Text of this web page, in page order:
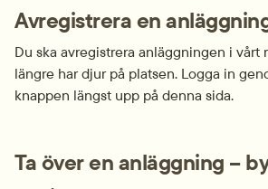
Avregistrera en
Du ska avregistrera anläggningen i vårt
längre har djur på platsen. Logga in
knappen längst upp på denna sida.
Ta över en anläggning –